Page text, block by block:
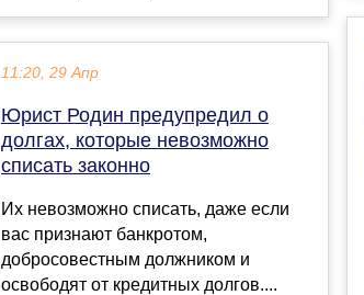
11:20, 29 Апр
Юрист Родин предупредил о
долгах, которые невозможно
списать законно
Их невозможно списать, даже если
вас признают банкротом,
добросовестным должником и
освободят от кредитных долгов....